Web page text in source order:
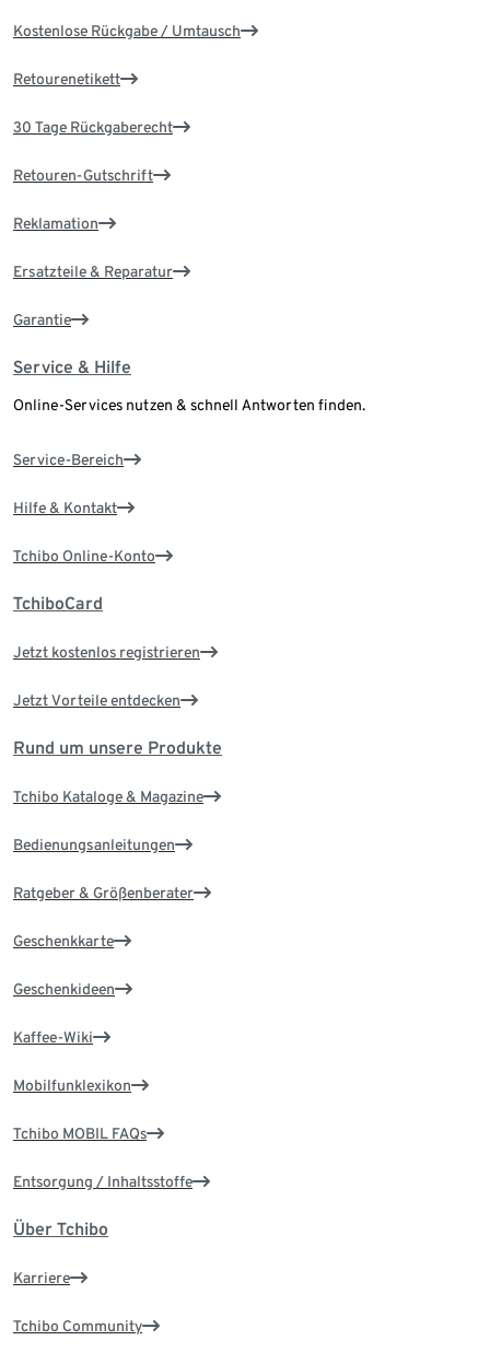
Kostenlose Rückgabe / Umtausch
Retourenetikett
30 Tage Rückgaberecht
Retouren-Gutschrift
Reklamation
Ersatzteile & Reparatur
Garantie
Service & Hilfe
Online-Services nutzen & schnell Antworten finden.
Service-Bereich
Hilfe & Kontakt
Tchibo Online-Konto
TchiboCard
Jetzt kostenlos registrieren
Jetzt Vorteile entdecken
Rund um unsere Produkte
Tchibo Kataloge & Magazine
Bedienungsanleitungen
Ratgeber & Größenberater
Geschenkkarte
Geschenkideen
Kaffee-Wiki
Mobilfunklexikon
Tchibo MOBIL FAQs
Entsorgung / Inhaltsstoffe
Über Tchibo
Karriere
Tchibo Community